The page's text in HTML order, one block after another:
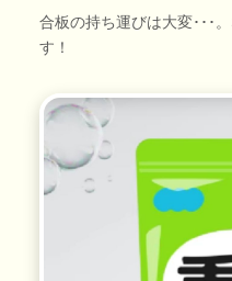
合板の持ち運びは大変･･･
す！